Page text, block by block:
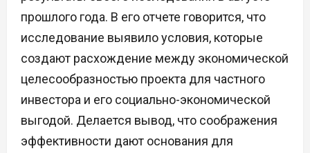
прошлого года. В его отчете говорится, что
исследование выявило условия, которые
создают расхождение между экономической
целесообразностью проекта для частного
инвестора и его социально-экономической
выгодой. Делается вывод, что соображения
эффективности дают основания для